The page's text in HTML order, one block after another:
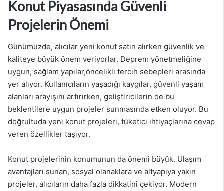
Konut Piyasasında Güvenli
Projelerin Önemi
Günümüzde, alıcılar yeni konut satın alırken güvenlik ve
kaliteye büyük önem veriyorlar. Deprem yönetmeliğine
uygun, sağlam yapılar,öncelikli tercih sebepleri arasında
yer alıyor. Kullanıcıların yaşadığı kaygılar, güvenli yaşam
alanları arayışını artırırken, geliştiricilerin de bu
beklentilere uygun projeler sunmasında etken oluyor. Bu
doğrultuda yeni konut projeleri, tüketici ihtiyaçlarına cevap
veren özellikler taşıyor.
Konut projelerinin konumunun da önemi büyük. Ulaşım
avantajları sunan, sosyal olanaklara ve altyapıya yakın
projeler, alıcıların daha fazla dikkatini çekiyor. Modern